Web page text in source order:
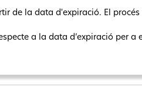
de la data d'expiració. El procés
a la data d’expiració per a